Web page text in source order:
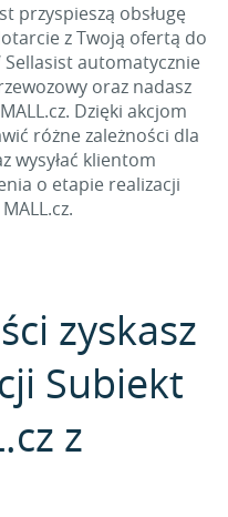
przyspieszą obsługę
z Twoją ofertą do
Sellasist automatycznie
oraz nadasz
Dzięki akcjom
różne zależności dla
wysyłać klientom
o etapie realizacji
zyskasz
Subiekt
z